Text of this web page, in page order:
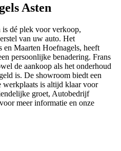
Asten
dé plek voor verkoop,
van uw auto. Het
Maarten Hoefnagels, heeft
persoonlijke benadering. Frans
de aankoop als het onderhoud
is. De showroom biedt een
werkplaats is altijd klaar voor
groet, Autobedrijf
meer informatie en onze